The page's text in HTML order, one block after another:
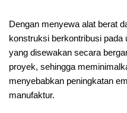
Dengan menyewa alat berat
konstruksi berkontribusi pada
yang disewakan secara
proyek, sehingga
menyebabkan peningkatan
manufaktur.